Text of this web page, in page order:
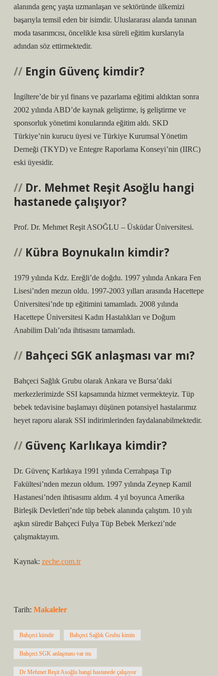
alanında genç yaşta uzmanlaşan ve sektöründe ülkemizi
başarıyla temsil eden bir isimdir. Uluslararası alanda tanınan
moda tasarımcısı, öncelikle kısa süreli eğitim kurslarıyla
adından söz ettirmektedir.
Engin Güvenç kimdir?
İngiltere’de bir yıl finans ve pazarlama eğitimi aldıktan sonra
2002 yılında ABD’de kaynak geliştirme, iş geliştirme ve
sponsorluk yönetimi konularında eğitim aldı. SKD
Türkiye’nin kurucu üyesi ve Türkiye Kurumsal Yönetim
Derneği (TKYD) ve Entegre Raporlama Konseyi’nin (IIRC)
eski üyesidir.
Dr. Mehmet Reşit Asoğlu hangi
hastanede çalışıyor?
Prof. Dr. Mehmet Reşit ASOĞLU – Üsküdar Üniversitesi.
Kübra Boynukalın kimdir?
1979 yılında Kdz. Ereğli’de doğdu. 1997 yılında Ankara Fen
Lisesi’nden mezun oldu. 1997-2003 yılları arasında Hacettepe
Üniversitesi’nde tıp eğitimini tamamladı. 2008 yılında
Hacettepe Üniversitesi Kadın Hastalıkları ve Doğum
Anabilim Dalı’nda ihtisasını tamamladı.
Bahçeci SGK anlaşması var mı?
Bahçeci Sağlık Grubu olarak Ankara ve Bursa’daki
merkezlerimizde SSI kapsamında hizmet vermekteyiz. Tüp
bebek tedavisine başlamayı düşünen potansiyel hastalarımız
heyet raporu alarak SSI indirimlerinden faydalanabilmektedir.
Güvenç Karlıkaya kimdir?
Dr. Güvenç Karlıkaya 1991 yılında Cerrahpaşa Tıp
Fakültesi’nden mezun oldum. 1997 yılında Zeynep Kamil
Hastanesi’nden ihtisasımı aldım. 4 yıl boyunca Amerika
Birleşik Devletleri’nde tüp bebek alanında çalıştım. 10 yılı
aşkın süredir Bahçeci Fulya Tüp Bebek Merkezi’nde
çalışmaktayım.
Kaynak: zeche.com.tr
Tarih: Makaleler
Bahçeci kimdir Bahçeci Sağlık Grubu kimin
Bahçeci SGK anlaşması var mı
Dr Mehmet Reşit Asoğlu hangi hastanede çalışıyor